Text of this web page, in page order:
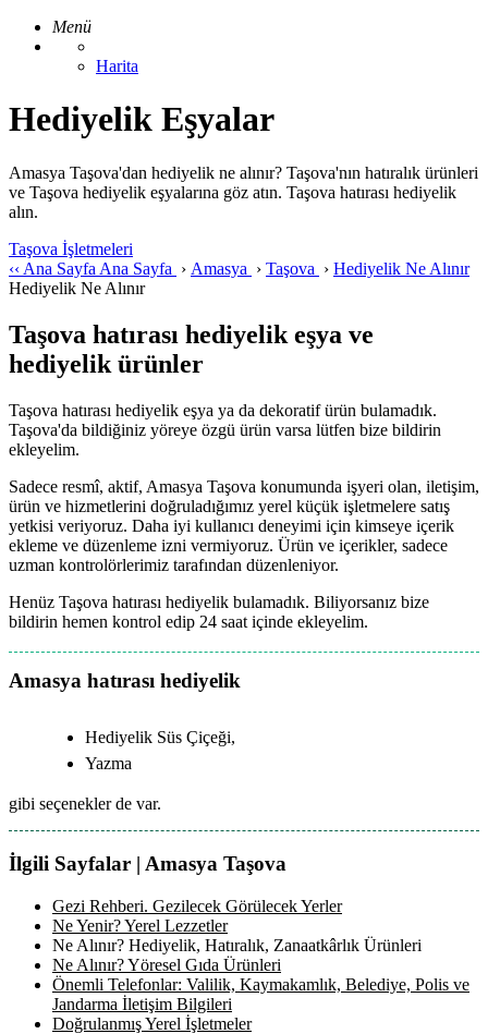
Menü
Harita
Hediyelik Eşyalar
Amasya Taşova'dan hediyelik ne alınır? Taşova'nın hatıralık ürünleri
ve Taşova hediyelik eşyalarına göz atın. Taşova hatırası hediyelik
alın.
Taşova İşletmeleri
‹‹ Ana Sayfa Ana Sayfa › Amasya › Taşova › Hediyelik Ne Alınır
Hediyelik Ne Alınır
Taşova hatırası hediyelik eşya ve
hediyelik ürünler
Taşova hatırası hediyelik eşya ya da dekoratif ürün bulamadık.
Taşova'da bildiğiniz yöreye özgü ürün varsa lütfen bize bildirin
ekleyelim.
Sadece resmî, aktif, Amasya Taşova konumunda işyeri olan, iletişim,
ürün ve hizmetlerini doğruladığımız yerel küçük işletmelere satış
yetkisi veriyoruz. Daha iyi kullanıcı deneyimi için kimseye içerik
ekleme ve düzenleme izni vermiyoruz. Ürün ve içerikler, sadece
uzman kontrolörlerimiz tarafından düzenleniyor.
Henüz Taşova hatırası hediyelik bulamadık. Biliyorsanız bize
bildirin hemen kontrol edip 24 saat içinde ekleyelim.
Amasya hatırası hediyelik
Hediyelik Süs Çiçeği,
Yazma
gibi seçenekler de var.
İlgili Sayfalar | Amasya Taşova
Gezi Rehberi. Gezilecek Görülecek Yerler
Ne Yenir? Yerel Lezzetler
Ne Alınır? Hediyelik, Hatıralık, Zanaatkârlık Ürünleri
Ne Alınır? Yöresel Gıda Ürünleri
Önemli Telefonlar: Valilik, Kaymakamlık, Belediye, Polis ve
Jandarma İletişim Bilgileri
Doğrulanmış Yerel İşletmeler